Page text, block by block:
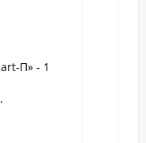
П» - 1